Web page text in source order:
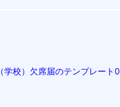
（学校）欠席届のテンプレー